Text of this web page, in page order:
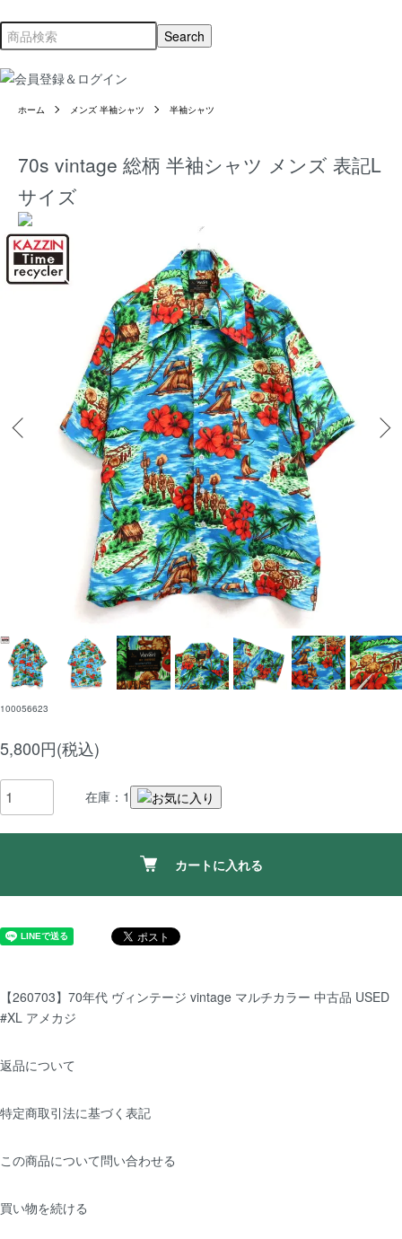
ホーム メンズ 半袖シャツ 半袖シャツ
70s vintage 総柄 半袖シャツ メンズ 表記L
サイズ
100056623
5,800円(税込)
在庫：1
カートに入れる
【260703】70年代 ヴィンテージ vintage マルチカラー 中古品 USED
#XL アメカジ
返品について
特定商取引法に基づく表記
この商品について問い合わせる
買い物を続ける